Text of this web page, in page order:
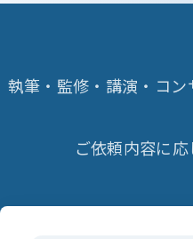
執筆・監修・講演・コ
ご依頼内容に